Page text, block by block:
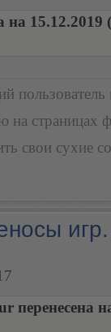
на 15.12.2019
пользователь
на страницах
свои сухие
перенесена